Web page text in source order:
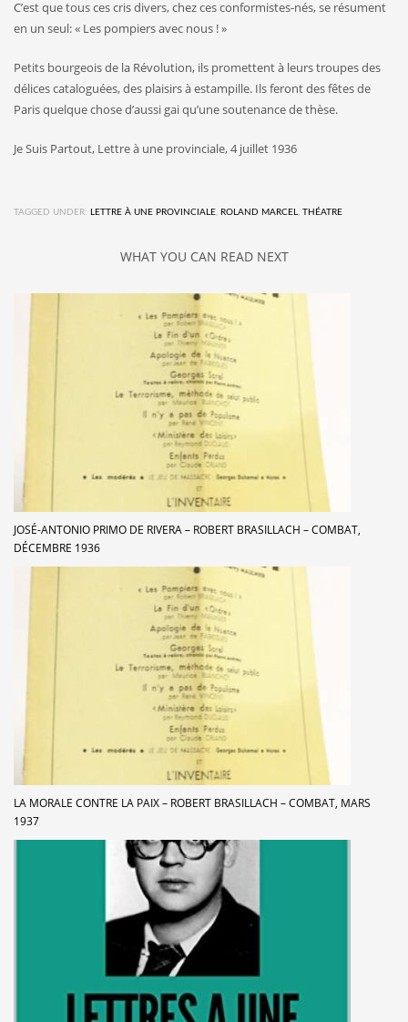
C’est que tous ces cris divers, chez ces conformistes-nés, se résument
en un seul: « Les pompiers avec nous ! »
Petits bourgeois de la Révolution, ils promettent à leurs troupes des
délices cataloguées, des plaisirs à estampille. Ils feront des fêtes de
Paris quelque chose d’aussi gai qu’une soutenance de thèse.
Je Suis Partout, Lettre à une provinciale, 4 juillet 1936
TAGGED UNDER: LETTRE À UNE PROVINCIALE, ROLAND MARCEL, THÉATRE
WHAT YOU CAN READ NEXT
JOSÉ-ANTONIO PRIMO DE RIVERA – ROBERT BRASILLACH – COMBAT,
DÉCEMBRE 1936
LA MORALE CONTRE LA PAIX – ROBERT BRASILLACH – COMBAT, MARS
1937